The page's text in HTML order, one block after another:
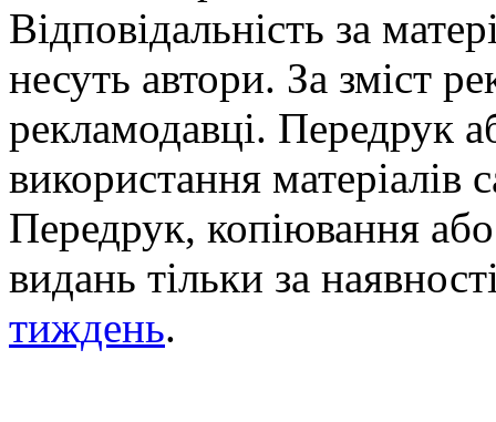
Відповідальність за
несуть автори. За зміст
рекламодавці. Передрук
використання матеріалів
Передрук, копіювання
видань тільки за
тиждень.